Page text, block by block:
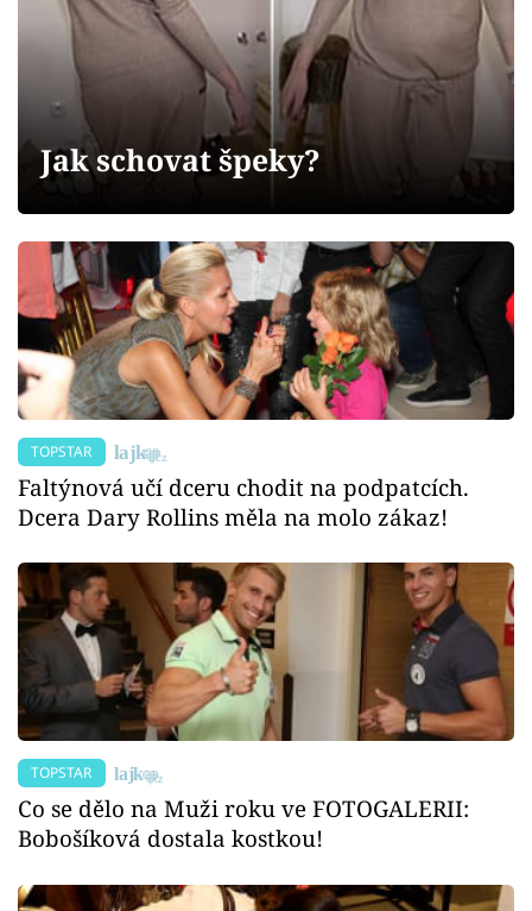
Videa
Sledujte prima+
Sledujte nás
Jak schovat špeky?
TOPSTAR
Faltýnová učí dceru chodit na podpatcích.
Dcera Dary Rollins měla na molo zákaz!
TOPSTAR
Co se dělo na Muži roku ve FOTOGALERII:
Bobošíková dostala kostkou!